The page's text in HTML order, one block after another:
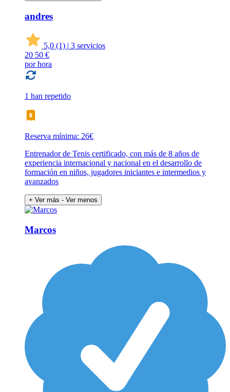
andres
5,0 (1) | 3 servicios
20 50 €
por hora
1 han repetido
Reserva mínima: 26€
Entrenador de Tenis certificado, con más de 8 años de
experiencia internacional y nacional en el desarrollo de
formación en niños, jugadores iniciantes e intermedios y
avanzados
+ Ver más - Ver menos
Marcos